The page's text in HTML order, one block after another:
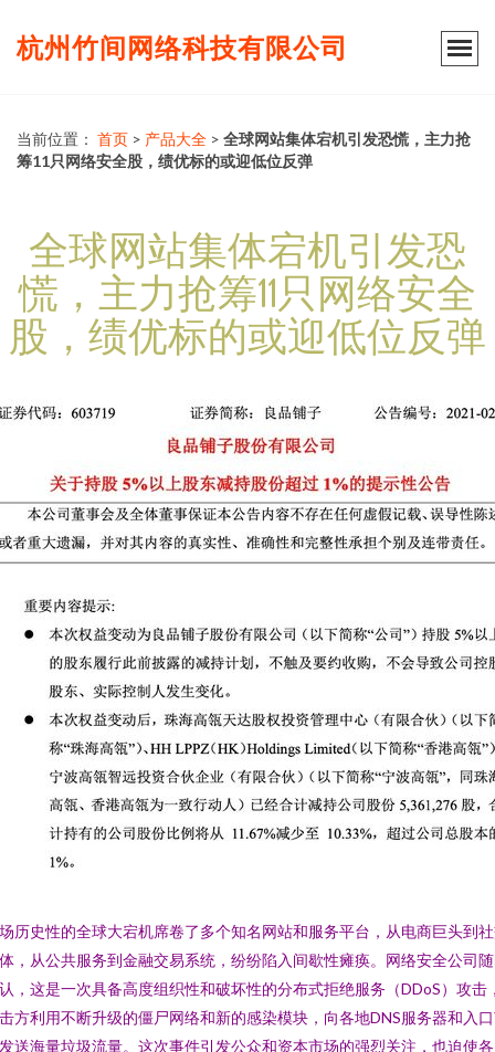
杭州竹间网络科技有限公司
当前位置： 首页 > 产品大全 > 全球网站集体宕机引发恐慌，主力抢
筹11只网络安全股，绩优标的或迎低位反弹
全球网站集体宕机引发恐
慌，主力抢筹11只网络安全
股，绩优标的或迎低位反弹
历史性的全球大宕机席卷了多个知名网站和服务平台，从电商巨头到
，从公共服务到金融交易系统，纷纷陷入间歇性瘫痪。网络安全公司
，这是一次具备高度组织性和破坏性的分布式拒绝服务（DDoS）攻击
方利用不断升级的僵尸网络和新的感染模块，向各地DNS服务器和入
送海量垃圾流量。这次事件引发公众和资本市场的强烈关注，也迫使